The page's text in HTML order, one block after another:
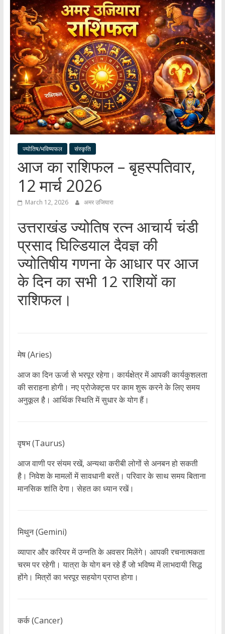
हर
खबर
।
सच्ची
खबर
।
सबकी
खबर
ज्योतिष/भविष्यफल संस्कृति
आज का राशिफल – बृहस्पतिवार,
12 मार्च 2026
March 12, 2026 अमर उजियारा
उत्तराखंड ज्योतिष रत्न आचार्य चंडी
प्रसाद घिल्डियाल दैवज्ञ की
ज्योतिषीय गणना के आधार पर आज
के दिन का सभी 12 राशियों का
राशिफल।
मेष (Aries)
आज का दिन ऊर्जा से भरपूर रहेगा। कार्यक्षेत्र में आपकी कार्यकुशलता
की सराहना होगी। नए प्रोजेक्ट्स पर काम शुरू करने के लिए समय
अनुकूल है। आर्थिक स्थिति में सुधार के योग हैं।
वृषभ (Taurus)
आज वाणी पर संयम रखें, अन्यथा करीबी लोगों से अनबन हो सकती
है। निवेश के मामलों में सावधानी बरतें। परिवार के साथ समय बिताना
मानसिक शांति देगा। सेहत का ध्यान रखें।
मिथुन (Gemini)
व्यापार और करियर में उन्नति के अवसर मिलेंगे। आपकी रचनात्मकता
चरम पर रहेगी। यात्रा के योग बन रहे हैं जो भविष्य में लाभदायी सिद्ध
होंगे। मित्रों का भरपूर सहयोग प्राप्त होगा।
कर्क (Cancer)